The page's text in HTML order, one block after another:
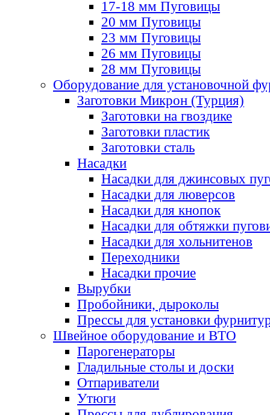
17-18 мм Пуговицы
20 мм Пуговицы
23 мм Пуговицы
26 мм Пуговицы
28 мм Пуговицы
Оборудование для установочной
Заготовки Микрон (Турция)
Заготовки на гвоздике
Заготовки пластик
Заготовки сталь
Насадки
Насадки для джинсовых
Насадки для люверсов
Насадки для кнопок
Насадки для обтяжки
Насадки для хольнитенов
Переходники
Насадки прочие
Вырубки
Пробойники, дыроколы
Прессы для установки
Швейное оборудование и ВТО
Парогенераторы
Гладильные столы и доски
Отпариватели
Утюги